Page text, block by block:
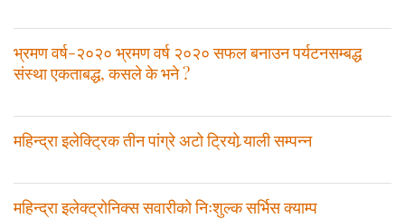
भ्रमण वर्ष-२०२० भ्रमण वर्ष २०२० सफल बनाउन पर्यटनसम्बद्ध
संस्था एकताबद्ध, कसले के भने ?
महिन्द्रा इलेक्ट्रिक तीन पांग्रे अटो ट्रियो र्‍याली सम्पन्न
महिन्द्रा इलेक्ट्रोनिक्स सवारीको निःशुल्क सर्भिस क्याम्प